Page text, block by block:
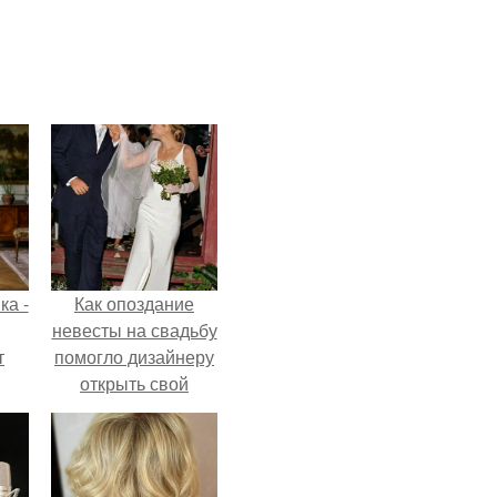
-
и
Как опоздание
невесты на свадьбу
помогло дизайнеру
открыть свой
бренд.